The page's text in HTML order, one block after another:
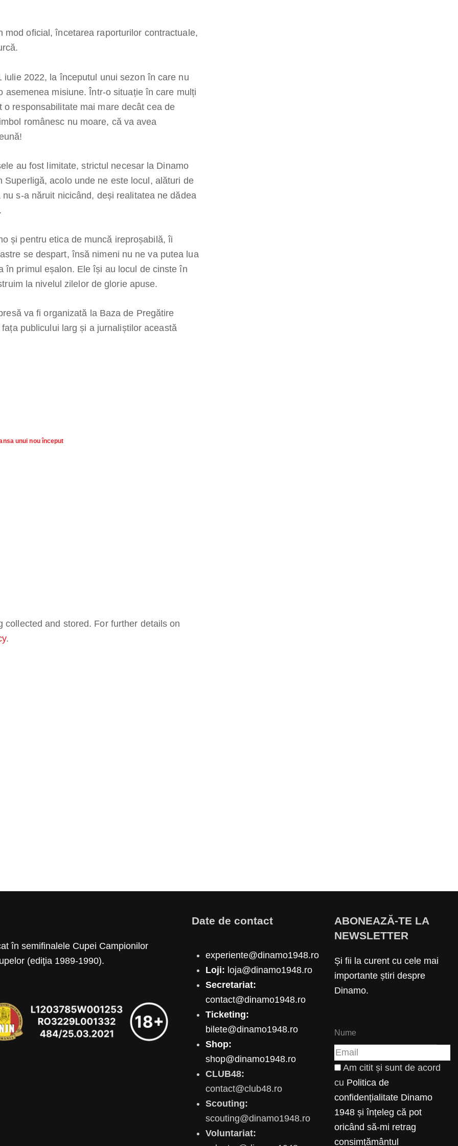
oficial, încetarea raporturilor contractuale,
2022, la începutul unui sezon în care nu
misiune. Într-o situație în care mulți
responsabilitate mai mare decât cea de
românesc nu moare, că va avea
au fost limitate, strictul necesar la Dinamo
acolo unde ne este locul, alături de
s-a năruit nicicând, deși realitatea ne dădea
și pentru etica de muncă ireproșabilă, îi
se despart, însă nimeni nu ne va putea lua
în primul eșalon. Ele își au locul de cinste în
la nivelul zilelor de glorie apuse.
va fi organizată la Baza de Pregătire
publicului larg și a jurnaliștilor această
unui nou început
and stored. For further details on
.
în semifinalele Cupei Campionilor
(ediţia 1989-1990).
Date de contact
experiente@dinamo1948.ro
Loji: loja@dinamo1948.ro
Secretariat:
contact@dinamo1948.ro
Ticketing:
bilete@dinamo1948.ro
Shop:
shop@dinamo1948.ro
CLUB48:
contact@club48.ro
Scouting:
scouting@dinamo1948.ro
Voluntariat:
ABONEAZĂ-TE LA
NEWSLETTER
Și fii la curent cu cele mai
importante știri despre
Dinamo.
Am citit și sunt de acord
cu Politica de
confidențialitate Dinamo
1948 și înțeleg că pot
oricând să-mi retrag
consimțământul